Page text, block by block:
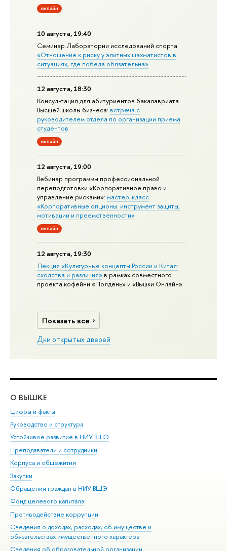
онлайн
10 августа, 19:40
Семинар Лаборатории исследований спорта
«Отношение к риску у элитных шахматистов в
ситуациях, где победа обязательна»
12 августа, 18:30
Консультация для абитуриентов бакалавриата
Высшей школы бизнеса: встреча с
руководителем отдела по организации приема
студентов
онлайн
12 августа, 19:00
Вебинар программы профессиональной
переподготовки «Корпоративное право и
управление рисками»:мастер-класс
«Корпоративные опционы: инструмент защиты,
мотивации и преемственности»
онлайн
12 августа, 19:30
Лекция «Культурные концепты России и Китая:
сходства и различия» в рамках совместного
проекта кофейни «Полдень» и «Вышки Онлайн»
Показать все
Дни открытых дверей
О ВЫШКЕ
Цифры и факты
Руководство и структура
Устойчивое развитие в НИУ ВШЭ
Преподаватели и сотрудники
Корпуса и общежития
Закупки
Обращения граждан в НИУ ВШЭ
Фонд целевого капитала
Противодействие коррупции
Сведения о доходах, расходах, об имуществе и
обязательствах имущественного характера